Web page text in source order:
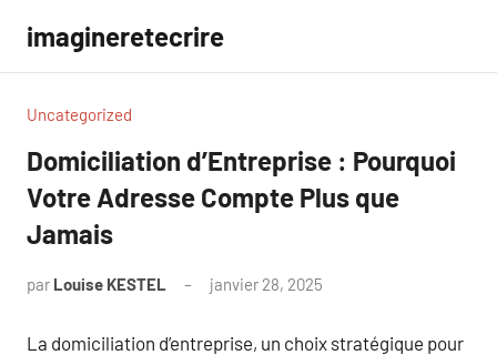
contenu
imagineretecrire
Uncategorized
Domiciliation d’Entreprise : Pourquoi
Votre Adresse Compte Plus que
Jamais
par Louise KESTEL janvier 28, 2025
La domiciliation d’entreprise, un choix stratégique pour